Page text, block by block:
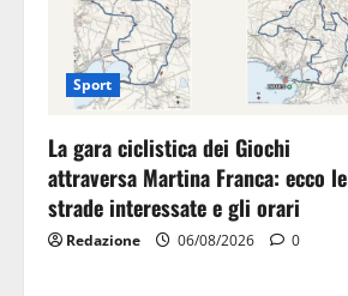
Sport
La gara ciclistica dei Giochi
attraversa Martina Franca: ecco le
strade interessate e gli orari
Redazione 06/08/2026 0